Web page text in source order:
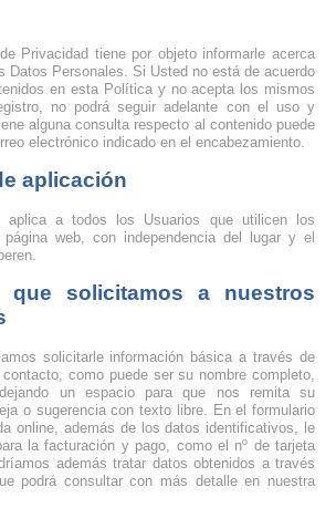
Privacidad tiene por objeto informarle acerca
Datos Personales. Si Usted no está de acuerdo
en esta Política y no acepta los mismos
no podrá seguir adelante con el uso y
alguna consulta respecto al contenido puede
electrónico indicado en el encabezamiento.
aplicación
aplica a todos los Usuarios que utilicen los
web, con independencia del lugar y el
que solicitamos a nuestros
solicitarle información básica a través de
como puede ser su nombre completo,
un espacio para que nos remita su
o sugerencia con texto libre. En el formulario
online, además de los datos identificativos, le
la facturación y pago, como el nº de tarjeta
además tratar datos obtenidos a través
podrá consultar con más detalle en nuestra